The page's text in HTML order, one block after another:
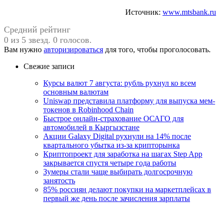
Источник: www.mtsbank.ru
Средний рейтинг
0 из 5 звезд. 0 голосов.
Вам нужно авторизироваться для того, чтобы проголосовать.
Свежие записи
Курсы валют 7 августа: рубль рухнул ко всем
основным валютам
Uniswap представила платформу для выпуска мем-
токенов в Robinhood Chain
Быстрое онлайн-страхование ОСАГО для
автомобилей в Кыргызстане
Акции Galaxy Digital рухнули на 14% после
квартального убытка из-за крипторынка
Криптопроект для заработка на шагах Step App
закрывается спустя четыре года работы
Зумеры стали чаще выбирать долгосрочную
занятость
85% россиян делают покупки на маркетплейсах в
первый же день после зачисления зарплаты